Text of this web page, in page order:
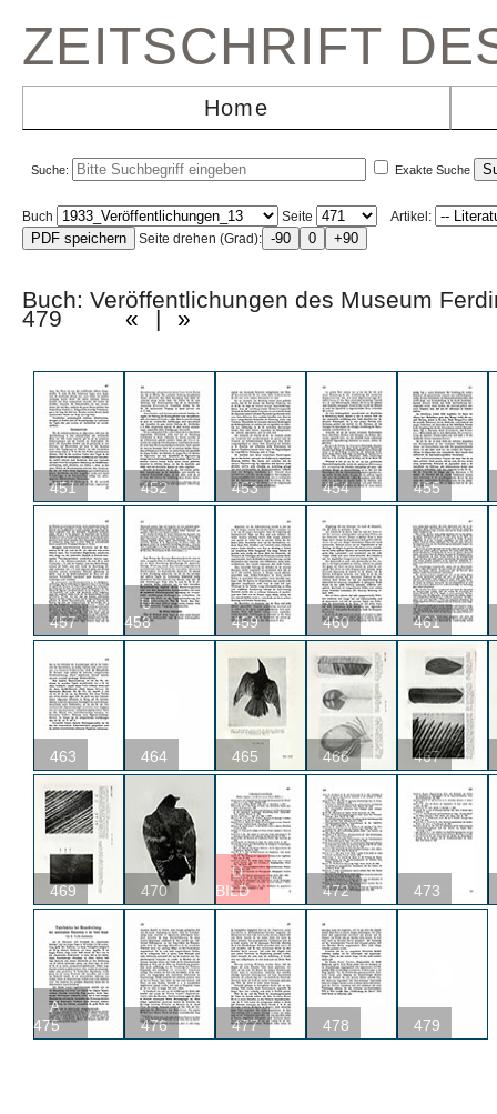
ZEITSCHRIFT
Home
Suche: Exakte Suche
Buch Seite
Artikel:
Seite drehen (Grad):
Buch: Veröffentlichungen des Museum
479 « | »
451 452 453 454 455
457
U
458
459 460 461
463 464 465 466 467
469 470
U
BILD
472 473
A
475
476 477 478 479